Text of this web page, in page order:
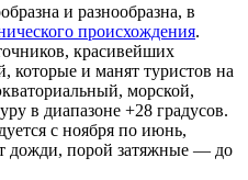
и разнообразна, в
происхождения.
красивейших
которые и манят туристов на
морской,
в диапазоне +28 градусов.
с ноября по июнь,
дожди, порой затяжные — до